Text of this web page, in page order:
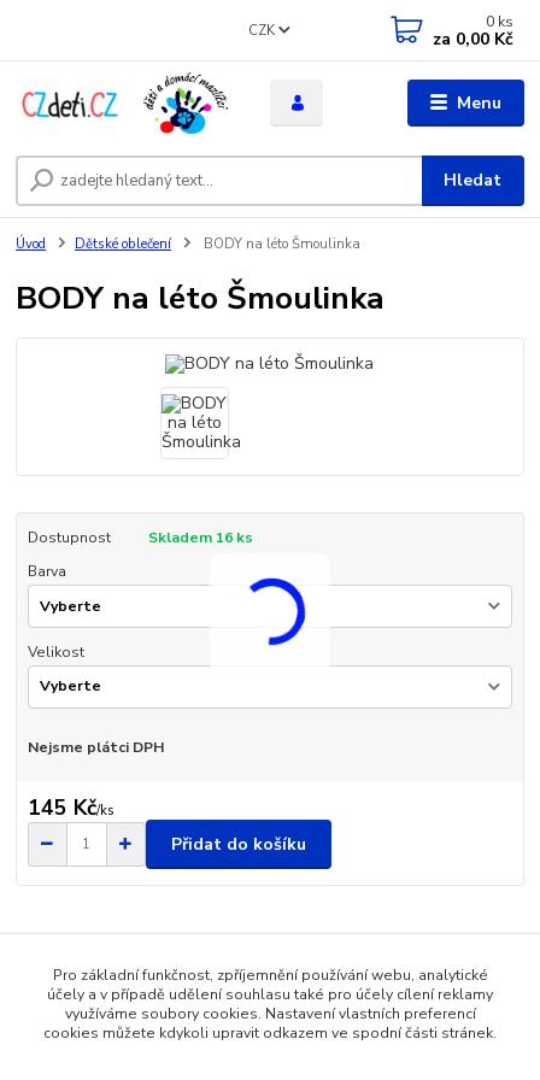
Menu
CZK
Hledat
0 ks
za 0,00 Kč
Úvod Dětské oblečení BODY na léto Šmoulinka
BODY na léto Šmoulinka
Dostupnost
Skladem 16 ks
Barva
Velikost
Nejsme plátci DPH
145 Kč/ks
Přidat do košíku
Zboží zařazeno v kategoriích
Dětské oblečení
Pro základní funkčnost, zpříjemnění používání webu, analytické
účely a v případě udělení souhlasu také pro účely cílení reklamy
využíváme soubory cookies. Nastavení vlastních preferencí
cookies můžete kdykoli upravit odkazem ve spodní části stránek.